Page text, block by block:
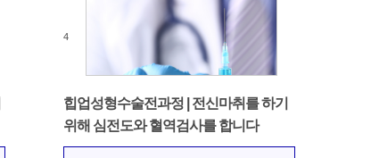
4
힙업성형수술전과정 | 전신마취를 하기
위해 심전도와 혈역검사를 합니다